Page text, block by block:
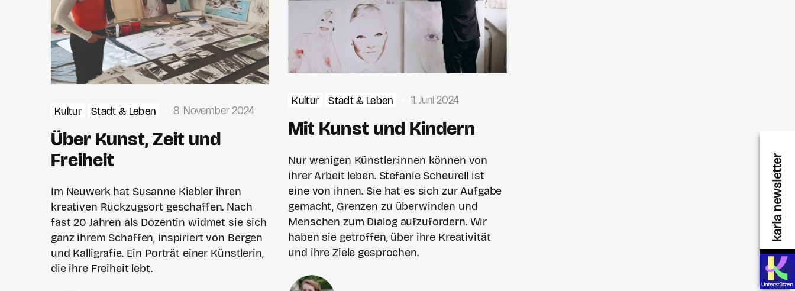
karla newsletter
Kultur Stadt & Leben 8. November 2024
Über Kunst, Zeit und
Freiheit
Im Neuwerk hat Susanne Kiebler ihren
kreativen Rückzugsort geschaffen. Nach
fast 20 Jahren als Dozentin widmet sie sich
ganz ihrem Schaffen, inspiriert von Bergen
und Kalligrafie. Ein Porträt einer Künstlerin,
die ihre Freiheit lebt.
Kultur Stadt & Leben 11. Juni 2024
Mit Kunst und Kindern
Nur wenigen Künstler:innen können von
ihrer Arbeit leben. Stefanie Scheurell ist
eine von ihnen. Sie hat es sich zur Aufgabe
gemacht, Grenzen zu überwinden und
Menschen zum Dialog aufzufordern. Wir
haben sie getroffen, über ihre Kreativität
und ihre Ziele gesprochen.